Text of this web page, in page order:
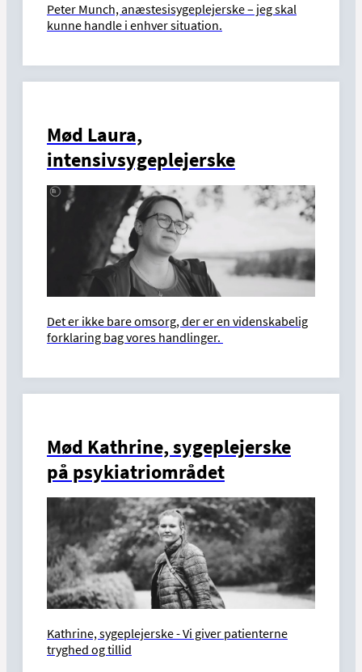
Peter Munch, anæstesisygeplejerske – jeg skal
kunne handle i enhver situation.
Mød Laura,
intensivsygeplejerske
Det er ikke bare omsorg, der er en videnskabelig
forklaring bag vores handlinger.
Mød Kathrine, sygeplejerske
på psykiatriområdet
Kathrine, sygeplejerske - Vi giver patienterne
tryghed og tillid